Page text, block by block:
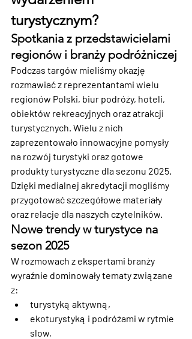
turystycznym?
Spotkania z przedstawicielami
regionów i branży podróżniczej
Podczas targów mieliśmy okazję
rozmawiać z reprezentantami wielu
regionów Polski, biur podróży, hoteli,
obiektów rekreacyjnych oraz atrakcji
turystycznych. Wielu z nich
zaprezentowało innowacyjne pomysły
na rozwój turystyki oraz gotowe
produkty turystyczne dla sezonu 2025.
Dzięki medialnej akredytacji mogliśmy
przygotować szczegółowe materiały
oraz relacje dla naszych czytelników.
Nowe trendy w turystyce na
sezon 2025
W rozmowach z ekspertami branży
wyraźnie dominowały tematy związane
z:
turystyką aktywną,
ekoturystyką i podróżami w rytmie
slow,